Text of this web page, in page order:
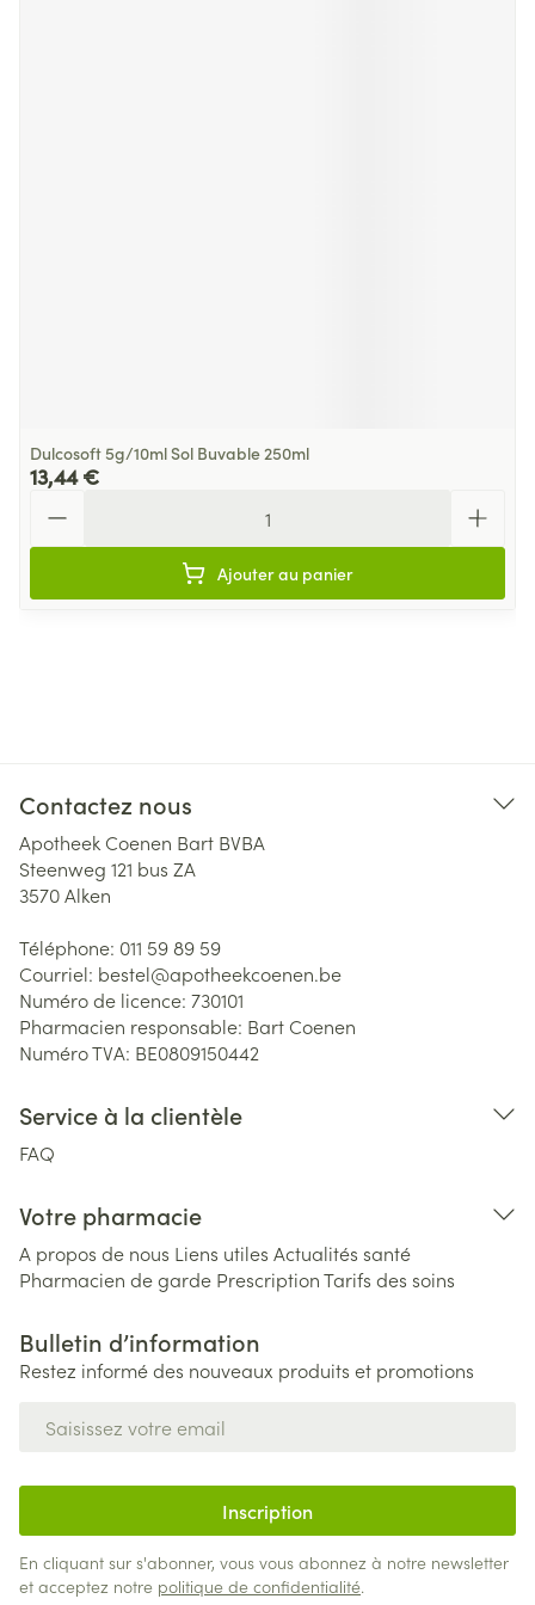
Dulcosoft 5g/10ml Sol Buvable 250ml
13,44 €
Ajouter au panier
Contactez nous
Apotheek Coenen Bart BVBA
Steenweg 121 bus ZA
3570Alken
Téléphone: 011 59 89 59
Courriel: bestel@apotheekcoenen.be
Numéro de licence: 730101
Pharmacien responsable: Bart Coenen
Numéro TVA: BE0809150442
Service à la clientèle
FAQ
Votre pharmacie
A propos de nous Liens utiles Actualités santé
Pharmacien de garde PrescriptionTarifs des soins
Bulletin d’information
Restez informé des nouveaux produits et promotions
Inscription
En cliquant sur s'abonner, vous vous abonnez à notre newsletter
et acceptez notre politique de confidentialité.